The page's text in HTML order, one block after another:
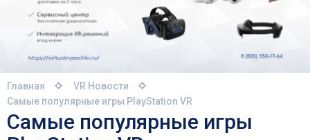
Главная
VR Новости
Самые популярные игры PlayStation VR
Самые популярные игры